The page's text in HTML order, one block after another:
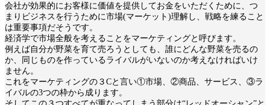
会社が効果的にお客様に価値を提供してお金をいただくために、つ
まりビジネスを行うために市場(マーケット)理解し、戦略を練ること
は重要事項だそうです。
経済学で市場全般を考えることをマーケティングと呼びます。
例えば自分が野菜を育て売ろうとしても、誰にどんな野菜を売るの
か、同じものを作っているライバルがいないのか考えなければいけ
ません。
これをマーケティングの３Cと言い①市場、②商品、サービス、③ラ
イバルの3つの枠から成ります。